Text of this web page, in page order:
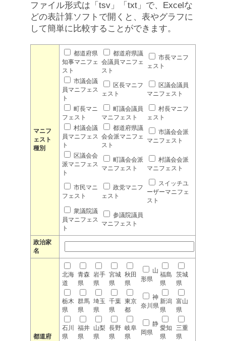
ファイル形式は「tsv」「txt」で、Excelな
どの表計算ソフトで開くと、表やグラフに
して簡単に比較することができます。
マニフ
ェスト
種別
都道府県
知事マニフェ
スト
都道府県議
会議員マニフェ
スト
市長マニフ
ェスト
市議会議
員マニフェス
ト
区長マニフ
ェスト
区議会議員
マニフェスト
町長マニ
フェスト
町議会議員
マニフェスト
村長マニフ
ェスト
村議会議
員マニフェス
ト
都道府県議
会会派マニフェ
スト
市議会会派
マニフェスト
区議会会
派マニフェス
ト
町議会会派
マニフェスト
村議会会派
マニフェスト
市民マニ
フェスト
政党マニフ
ェスト
スイッチユ
ーザーマニフェ
スト
衆議院議
員マニフェス
ト
参議院議員
マニフェスト
政治家
名
都道府
北海
道
青森
県
岩手
県
宮城
県
秋田
県
山
形県
福島
県
茨城
県
栃木
県
群馬
県
埼玉
県
千葉
県
東京
都
神
奈川県
新潟
県
富山
県
石川
県
福井
県
山梨
県
長野
県
岐阜
県
静
岡県
愛知
県
三重
県